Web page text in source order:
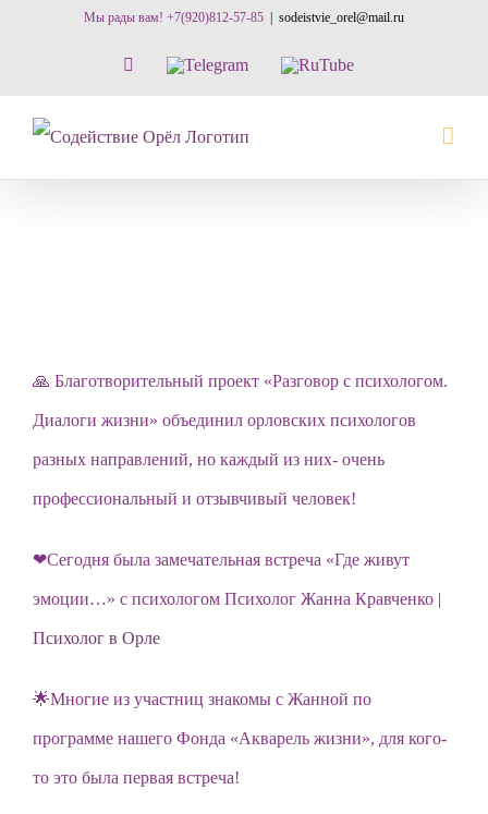
content
Мы рады вам! +7(920)812-57-85 sodeistvie_orel@mail.ru
Telegram RuTube
🙏 Благотворительный проект «Разговор с психологом.
Диалоги жизни» объединил орловских психологов
разных направлений, но каждый из них- очень
профессиональный и отзывчивый человек!
❤Сегодня была замечательная встреча «Где живут
эмоции…» с психологом Психолог Жанна Кравченко |
Психолог в Орле
🌟Многие из участниц знакомы с Жанной по
программе нашего Фонда «Акварель жизни», для кого-
то это была первая встреча!